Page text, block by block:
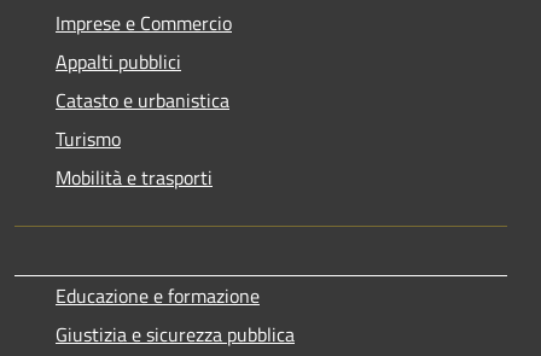
Imprese e Commercio
Appalti pubblici
Catasto e urbanistica
Turismo
Mobilità e trasporti
Educazione e formazione
Giustizia e sicurezza pubblica